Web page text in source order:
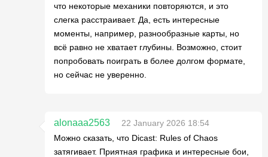
что некоторые механики повторяются, и это
слегка расстраивает. Да, есть интересные
моменты, например, разнообразные карты, но
всё равно не хватает глубины. Возможно, стоит
попробовать поиграть в более долгом формате,
но сейчас не уверенно.
alonaaa2563
22 January 2026 18:54
Можно сказать, что Dicast: Rules of Chaos
затягивает. Приятная графика и интересные бои,